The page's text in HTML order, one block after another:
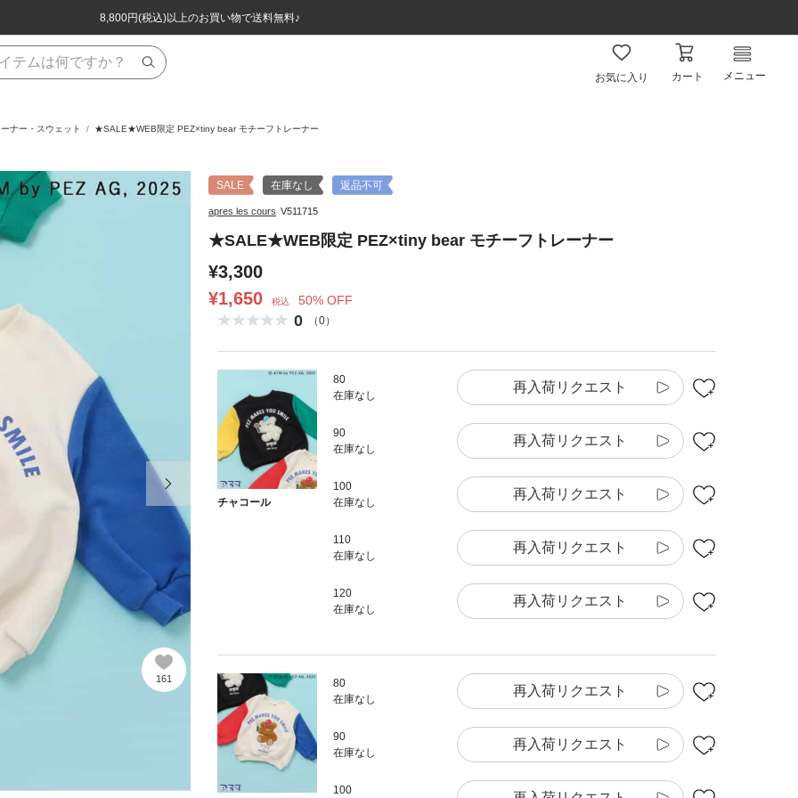
8,800円(税込)以上のお買い物で送料無料♪
ほぼ全品半額！！8/12(水)お昼12:59まで！！
8,800円(税込)以上のお買い物で送料無料♪
ほぼ全品半額！！8/12(水)お昼12:59まで！！
お気に入り カート メニュー
ナー・スウェット ★SALE★WEB限定 PEZ×tiny bear モチーフトレーナー
161
SALE 在庫なし 返品不可
apres les cours V511715
★SALE★WEB限定 PEZ×tiny bear モチーフトレーナー
¥3,300
¥1,650
税込 50% OFF
0 （0）
チャコール
80
在庫なし
再入荷リクエスト
90
在庫なし
再入荷リクエスト
100
在庫なし
再入荷リクエスト
110
在庫なし
再入荷リクエスト
120
在庫なし
再入荷リクエスト
80
在庫なし
再入荷リクエスト
90
在庫なし
再入荷リクエスト
100